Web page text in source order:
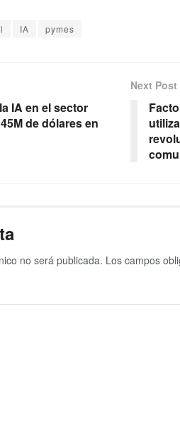
IA pymes
IA en el sector
de dólares en
Next Post
no será publicada. Los campos